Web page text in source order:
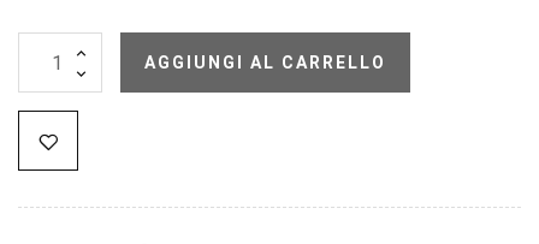
AGGIUNGI AL CARRELLO